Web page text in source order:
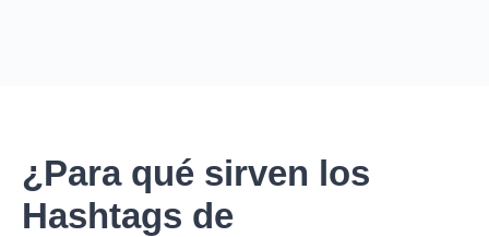
¿Para qué sirven los
Hashtags de